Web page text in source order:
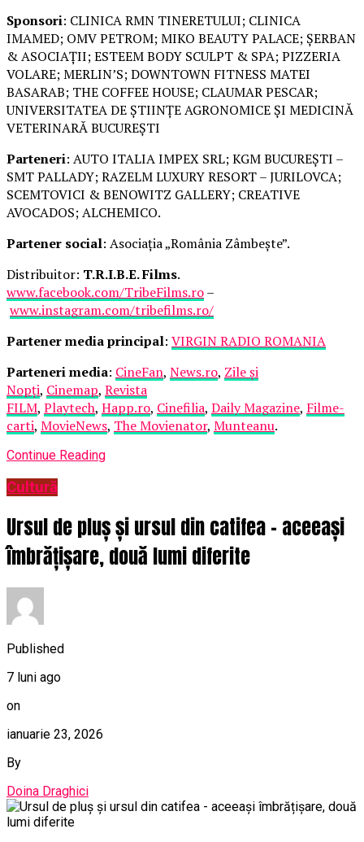
Sponsori: CLINICA RMN TINERETULUI; CLINICA
IMAMED; OMV PETROM; MIKO BEAUTY PALACE; ȘERBAN
& ASOCIAȚII; ESTEEM BODY SCULPT & SPA; PIZZERIA
VOLARE; MERLIN’S; DOWNTOWN FITNESS MATEI
BASARAB; THE COFFEE HOUSE; CLAUMAR PESCAR;
UNIVERSITATEA DE ȘTIINȚE AGRONOMICE ȘI MEDICINĂ
VETERINARĂ BUCUREȘTI
Parteneri: AUTO ITALIA IMPEX SRL; KGM BUCUREȘTI –
SMT PALLADY; RAZELM LUXURY RESORT – JURILOVCA;
SCEMTOVICI & BENOWITZ GALLERY; CREATIVE
AVOCADOS; ALCHEMICO.
Partener social: Asociația „România Zâmbește”.
Distribuitor: T.R.I.B.E. Films.
www.facebook.com/TribeFilms.ro–
www.instagram.com/tribefilms.ro/
Partener media principal: VIRGIN RADIO ROMANIA
Parteneri media: CineFan, News.ro, Zile și
Nopți, Cinemap, Revista
FILM, Playtech, Happ.ro, Cinefilia, Daily Magazine, Filme-
carti, MovieNews, The Movienator, Munteanu.
Continue Reading
Cultură
Ursul de pluș și ursul din catifea – aceeași
îmbrățișare, două lumi diferite
Published
7 luni ago
on
ianuarie 23, 2026
By
Doina Draghici